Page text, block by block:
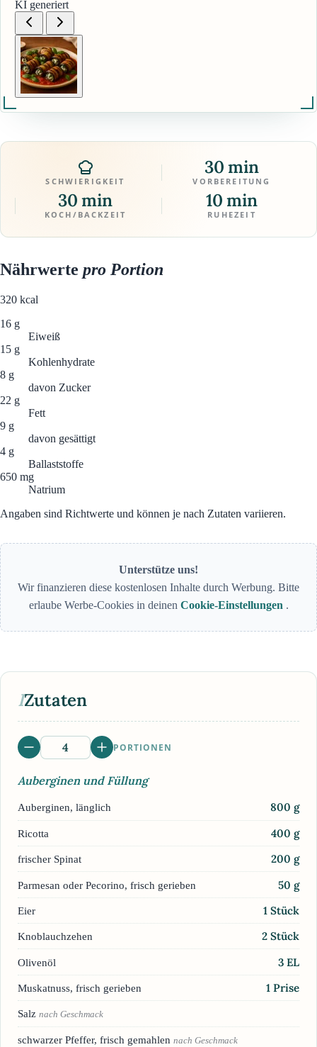
KI generiert
SCHWIERIGKEIT
30 min
VORBEREITUNG
30 min
KOCH/BACKZEIT
10 min
RUHEZEIT
Nährwerte pro Portion
320 kcal
16 g
Eiweiß
15 g
Kohlenhydrate
8 g
davon Zucker
22 g
Fett
9 g
davon gesättigt
4 g
Ballaststoffe
650 mg
Natrium
Angaben sind Richtwerte und können je nach Zutaten variieren.
Unterstütze uns!
Wir finanzieren diese kostenlosen Inhalte durch Werbung. Bitte
erlaube Werbe-Cookies in deinen Cookie-Einstellungen .
IZutaten
PORTIONEN
Auberginen und Füllung
Auberginen, länglich 800 g
Ricotta 400 g
frischer Spinat 200 g
Parmesan oder Pecorino, frisch gerieben 50 g
Eier 1 Stück
Knoblauchzehen 2 Stück
Olivenöl 3 EL
Muskatnuss, frisch gerieben 1 Prise
Salz nach Geschmack
schwarzer Pfeffer, frisch gemahlen nach Geschmack